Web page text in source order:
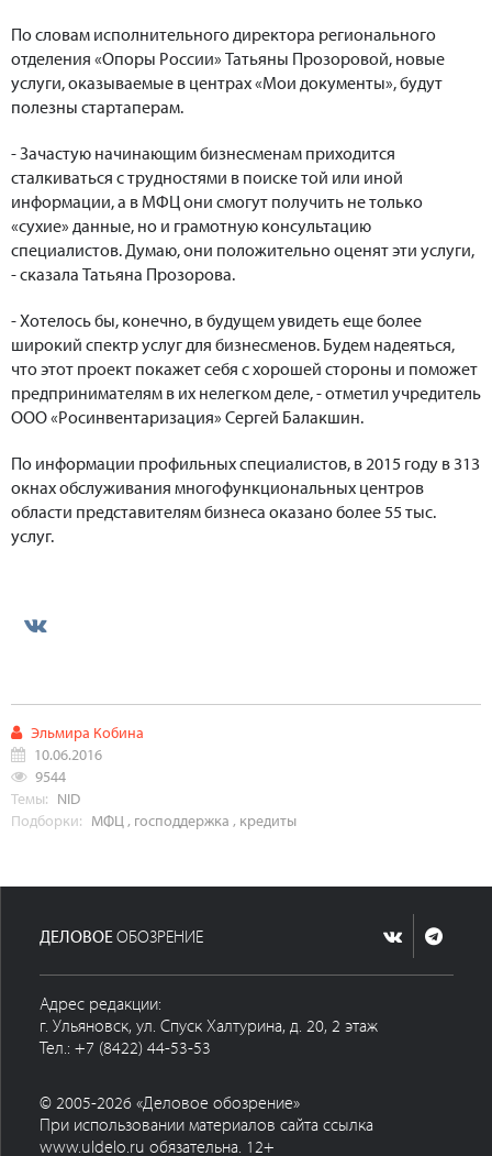
По словам исполнительного директора регионального
отделения «Опоры России» Татьяны Прозоровой, новые
услуги, оказываемые в центрах «Мои документы», будут
полезны стартаперам.
- Зачастую начинающим бизнесменам приходится
сталкиваться с трудностями в поиске той или иной
информации, а в МФЦ они смогут получить не только
«сухие» данные, но и грамотную консультацию
специалистов. Думаю, они положительно оценят эти услуги,
- сказала Татьяна Прозорова.
- Хотелось бы, конечно, в будущем увидеть еще более
широкий спектр услуг для бизнесменов. Будем надеяться,
что этот проект покажет себя с хорошей стороны и поможет
предпринимателям в их нелегком деле, - отметил учредитель
ООО «Росинвентаризация» Сергей Балакшин.
По информации профильных специалистов, в 2015 году в 313
окнах обслуживания многофункциональных центров
области представителям бизнеса оказано более 55 тыс.
услуг.
Эльмира Кобина
10.06.2016
9544
Темы: NID
Подборки: МФЦ, господдержка , кредиты
ДЕЛОВОЕОБОЗРЕНИЕ
Адрес редакции:
г. Ульяновск, ул. Спуск Халтурина, д. 20, 2 этаж
Тел.: +7 (8422) 44-53-53
© 2005-2026 «Деловое обозрение»
При использовании материалов сайта ссылка
www.uldelo.ru обязательна. 12+